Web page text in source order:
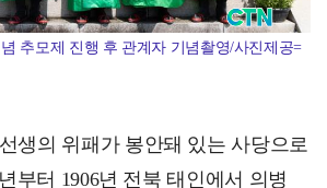
추모제 진행 후 관계자 기념촬영/사진제공=
생의 위패가 봉안돼 있는 사당으로
부터 1906년 전북 태인에서 의병